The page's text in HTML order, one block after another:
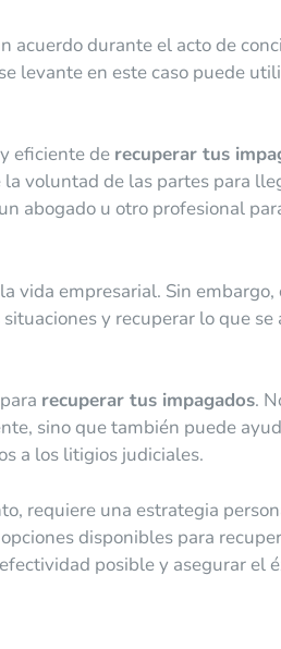
acuerdo durante el acto de
levante en este caso puede
eficiente de recuperar tus
voluntad de las partes para
abogado u otro profesional
vida empresarial. Sin
y recuperar lo que se
recuperar tus impagados.
sino que también puede
a los litigios judiciales.
requiere una estrategia
disponibles para
posible y asegurar el